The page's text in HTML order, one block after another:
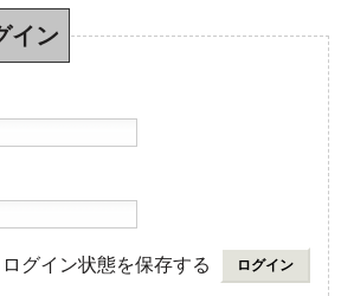
イン
ログイン状態を保存する